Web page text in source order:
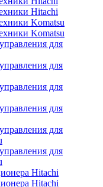
Hitachi
Komatsu
Komatsu
для
для
для
для
для
для
Hitachi
Hitachi